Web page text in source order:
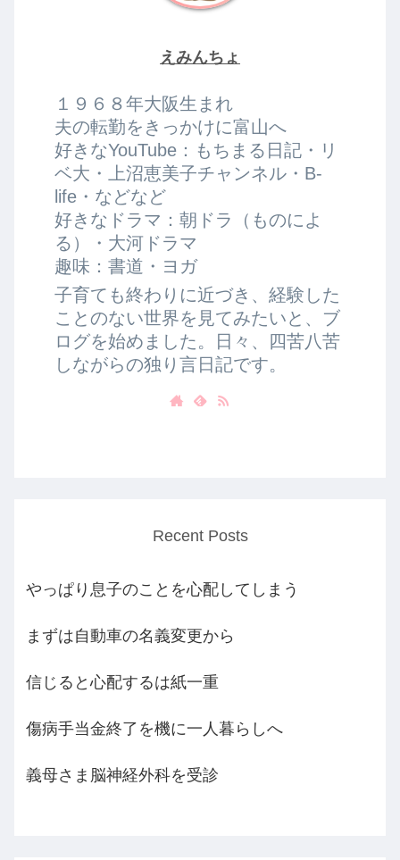
えみんちょ
１９６８年大阪生まれ
夫の転勤をきっかけに富山へ
好きなYouTube：もちまる日記・リ
ベ大・上沼恵美子チャンネル・B-
life・などなど
好きなドラマ：朝ドラ（ものによ
る）・大河ドラマ
趣味：書道・ヨガ
子育ても終わりに近づき、経験した
ことのない世界を見てみたいと、ブ
ログを始めました。日々、四苦八苦
しながらの独り言日記です。
Recent Posts
やっぱり息子のことを心配してしまう
まずは自動車の名義変更から
信じると心配するは紙一重
傷病手当金終了を機に一人暮らしへ
義母さま脳神経外科を受診